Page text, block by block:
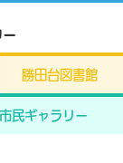
勝田台図書館
民ギャラリー